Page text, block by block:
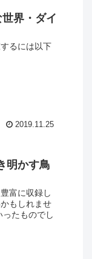
界・ダイ
るには以下
2019.11.25
明かす鳥
富に収録し
もしれませ
たものでし